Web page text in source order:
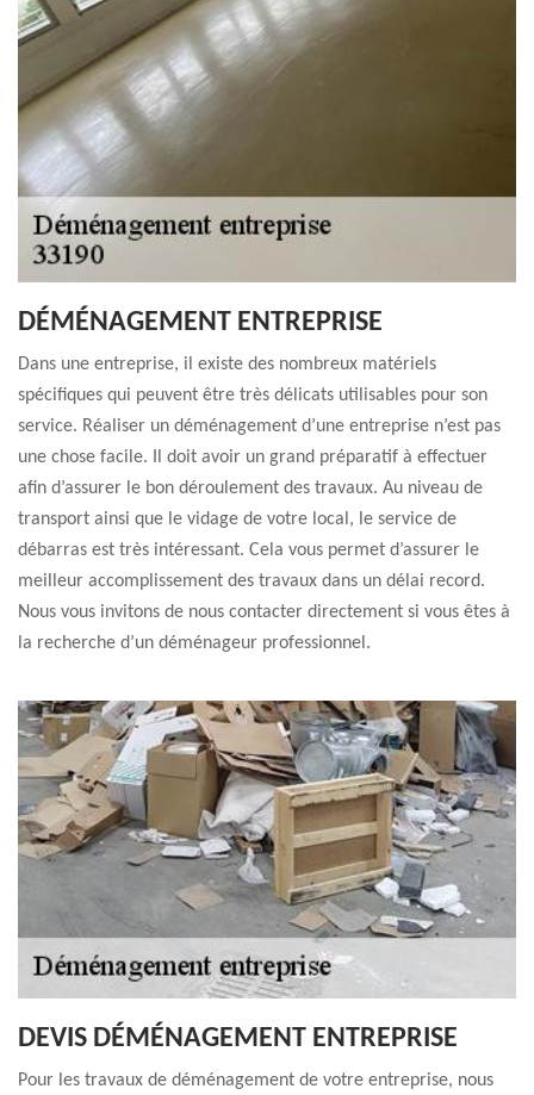
DÉMÉNAGEMENT ENTREPRISE
Dans une entreprise, il existe des nombreux matériels
spécifiques qui peuvent être très délicats utilisables pour son
service. Réaliser un déménagement d’une entreprise n’est pas
une chose facile. Il doit avoir un grand préparatif à effectuer
afin d’assurer le bon déroulement des travaux. Au niveau de
transport ainsi que le vidage de votre local, le service de
débarras est très intéressant. Cela vous permet d’assurer le
meilleur accomplissement des travaux dans un délai record.
Nous vous invitons de nous contacter directement si vous êtes à
la recherche d’un déménageur professionnel.
DEVIS DÉMÉNAGEMENT ENTREPRISE
Pour les travaux de déménagement de votre entreprise, nous